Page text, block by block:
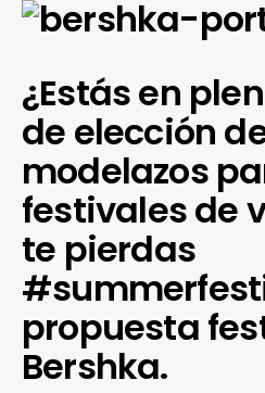
¿Estás en
de elección
modelazos
festivales de
te pierdas
propuesta
Bershka.